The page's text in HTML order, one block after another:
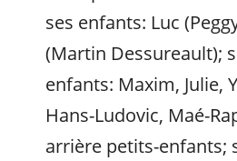
ses enfants: Luc
(Martin Dessureault);
enfants: Maxim, Julie,
Hans-Ludovic, Maé-
arrière petits-enfants;